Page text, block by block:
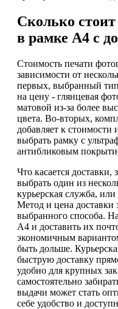
Сколько
в рамке А4 с
Стоимость печати
зависимости от
первых, выбранный тип
на цену - глянцевая
матовой из-за более
цвета. Во-вторых,
добавляет к стоимости
выбрать рамку с
антибликовым
Что касается доставки,
выбрать один из
курьерская служба,
Метод и цена доставки
выбранного способа.
А4 и доставить их
экономичным
быть дольше.
быструю доставку
удобно для крупных
самостоятельно
выдачи может стать
себе удобство и